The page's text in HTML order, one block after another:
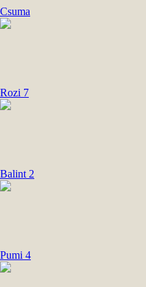
Csuma
Rozi 7
Balint 2
Pumi 4